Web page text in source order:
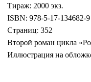
Тираж: 2000 экз.
ISBN: 978-5-17-134682-9
Страниц: 352
Второй роман цикла
Иллюстрация на